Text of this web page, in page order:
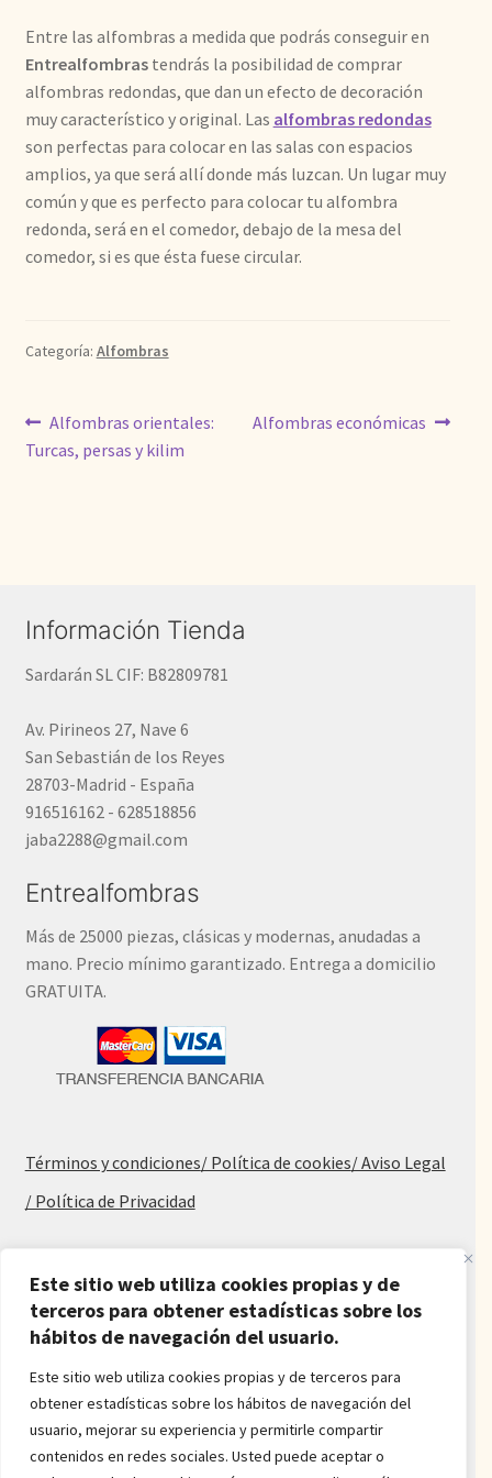
Este sitio web utiliza cookies propias y de
terceros para obtener estadísticas sobre los
hábitos de navegación del usuario.
Este sitio web utiliza cookies propias y de terceros para
obtener estadísticas sobre los hábitos de navegación del
usuario, mejorar su experiencia y permitirle compartir
contenidos en redes sociales. Usted puede aceptar o
Entre las alfombras a medida que podrás conseguir en
Entrealfombrastendrás la posibilidad de comprar
alfombras redondas, que dan un efecto de decoración
muy característico y original. Las alfombras redondas
son perfectas para colocar en las salas con espacios
amplios, ya que será allí donde más luzcan. Un lugar muy
común y que es perfecto para colocar tu alfombra
redonda, será en el comedor, debajo de la mesa del
comedor, si es que ésta fuese circular.
Categoría: Alfombras
Navegación
de
Anterior:
Alfombras orientales:
Turcas, persas y kilim
Siguiente:
Alfombras económicas
Información Tienda
Sardarán SL CIF: B82809781
Av. Pirineos 27, Nave 6
San Sebastián de los Reyes
28703-Madrid - España
916516162 - 628518856
jaba2288@gmail.com
Entrealfombras
Más de 25000 piezas, clásicas y modernas, anudadas a
mano. Precio mínimo garantizado. Entrega a domicilio
GRATUITA.
Términos y condiciones/ Política de cookies/ Aviso Legal
/ Política de Privacidad
Alfombras baratas
Procedencia de las alfombras
Oferta de alfombras
Alfombras juveniles
Alfombras económicas